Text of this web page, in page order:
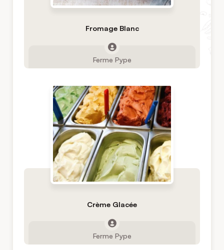
Fromage Blanc
Ferme Pype
Crème Glacée
Ferme Pype